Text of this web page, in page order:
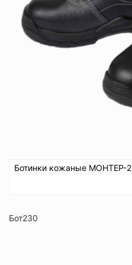
Ботинки кожаные МОНТЕР-2
Бот230